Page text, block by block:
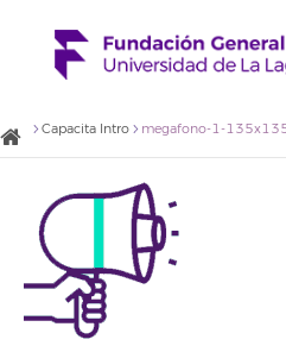
Capacita Intro megafono-1-